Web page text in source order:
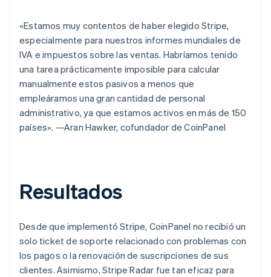
«Estamos muy contentos de haber elegido Stripe,
especialmente para nuestros informes mundiales de
IVA e impuestos sobre las ventas. Habríamos tenido
una tarea prácticamente imposible para calcular
manualmente estos pasivos a menos que
empleáramos una gran cantidad de personal
administrativo, ya que estamos activos en más de 150
países». —Aran Hawker, cofundador de CoinPanel
Resultados
Desde que implementó Stripe, CoinPanel no recibió un
solo ticket de soporte relacionado con problemas con
los pagos o la renovación de suscripciones de sus
clientes. Asimismo, Stripe Radar fue tan eficaz para